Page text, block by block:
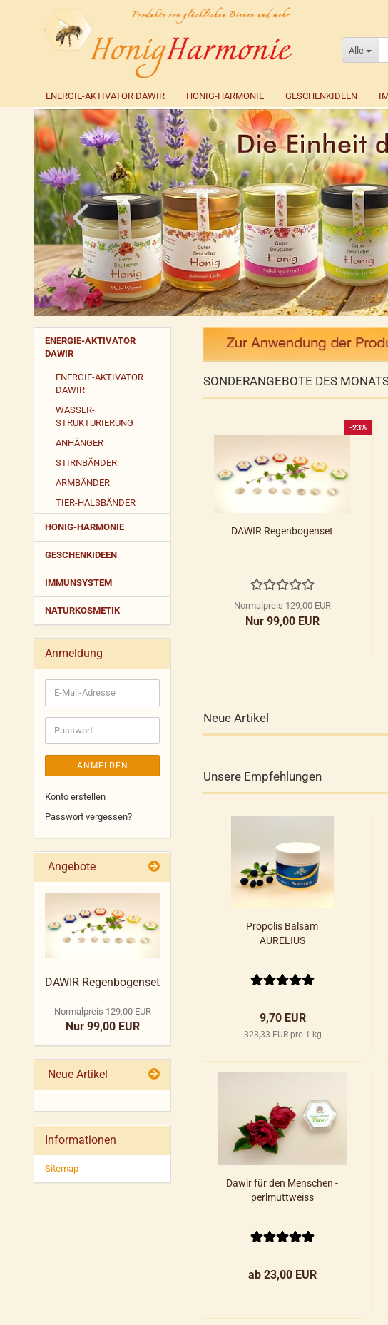
Alle
ENERGIE-AKTIVATOR DAWIR HONIG-HARMONIE GESCHENKIDEEN
SONDERANGEBOTE DES
-23%
DAWIR Regenbogenset
Normalpreis 129,00 EUR
Nur 99,00 EUR
Neue Artikel
Unsere Empfehlungen
Propolis Balsam
AURELIUS
9,70 EUR
323,33 EUR pro 1 kg
Dawir für den Menschen -
perlmuttweiss
ab 23,00 EUR
ENERGIE-AKTIVATOR
DAWIR
ENERGIE-AKTIVATOR
DAWIR
WASSER-
STRUKTURIERUNG
ANHÄNGER
STIRNBÄNDER
ARMBÄNDER
TIER-HALSBÄNDER
HONIG-HARMONIE
GESCHENKIDEEN
IMMUNSYSTEM
NATURKOSMETIK
Anmeldung
E-
Mail-
Adresse
Passwort
ANMELDEN
Konto erstellen
Passwort vergessen?
Angebote
DAWIR Regenbogenset
Normalpreis 129,00 EUR
Nur 99,00 EUR
Neue Artikel
Informationen
Sitemap